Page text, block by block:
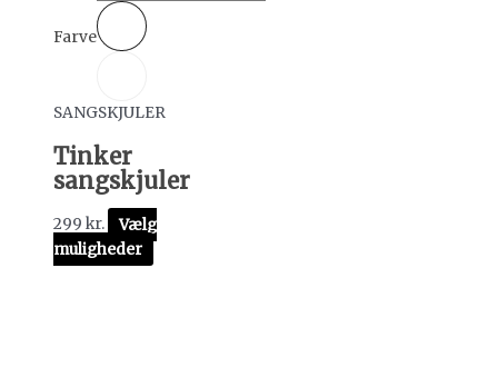
Farve
SANGSKJULER
Tinker
sangskjuler
299 kr.
Vælg
muligheder